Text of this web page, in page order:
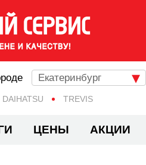
DAIHATSU TREVIS
Екатеринбург
ЦЕНЫ АКЦИИ